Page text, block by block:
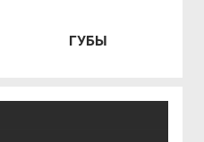
ГУБЫ